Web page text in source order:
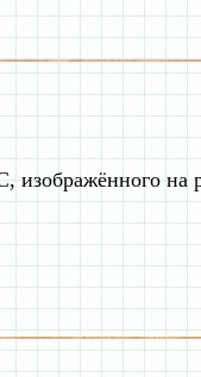
изображённого на